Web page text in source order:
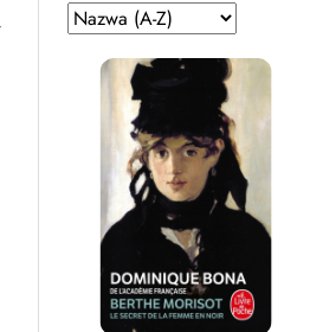
Zastosowano
sortowanie:
Nazwa
Sortuj
według